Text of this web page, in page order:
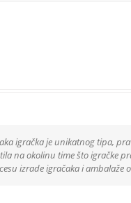
igračka je unikatnog tipa,
na okolinu time što igračke
izrade igračaka i ambalaže